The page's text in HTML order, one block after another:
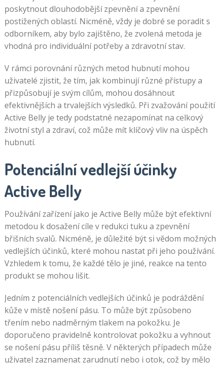
poskytnout dlouhodobější zpevnění a zpevnění
postižených oblastí. Nicméně, vždy je dobré se poradit s
odborníkem, aby bylo zajištěno, že zvolená metoda je
vhodná pro individuální potřeby a zdravotní stav.
V rámci porovnání různých metod hubnutí mohou
uživatelé zjistit, že tím, jak kombinují různé přístupy a
přizpůsobují je svým cílům, mohou dosáhnout
efektivnějších a trvalejších výsledků. Při zvažování použití
Active Belly je tedy podstatné nezapomínat na celkový
životní styl a zdraví, což může mít klíčový vliv na úspěch
hubnutí.
Potenciální vedlejší účinky
Active Belly
Používání zařízení jako je Active Belly může být efektivní
metodou k dosažení cíle v redukci tuku a zpevnění
břišních svalů. Nicméně, je důležité být si vědom možných
vedlejších účinků, které mohou nastat při jeho používání.
Vzhledem k tomu, že každé tělo je jiné, reakce na tento
produkt se mohou lišit.
Jedním z potenciálních vedlejších účinků je podráždění
kůže v místě nošení pásu. To může být způsobeno
třením nebo nadměrným tlakem na pokožku. Je
doporučeno pravidelně kontrolovat pokožku a vyhnout
se nošení pásu příliš těsně. V některých případech může
uživatel zaznamenat zarudnutí nebo i otok, což by mělo